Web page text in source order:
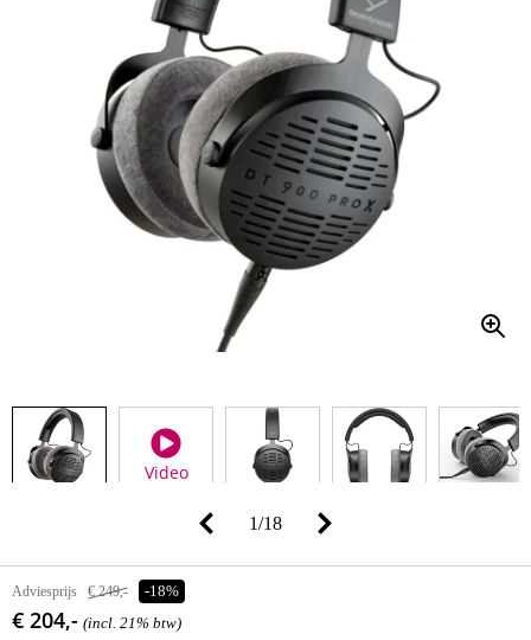
Video
1/18
Adviesprijs € 249,- -18%
€ 204,- (incl. 21% btw)